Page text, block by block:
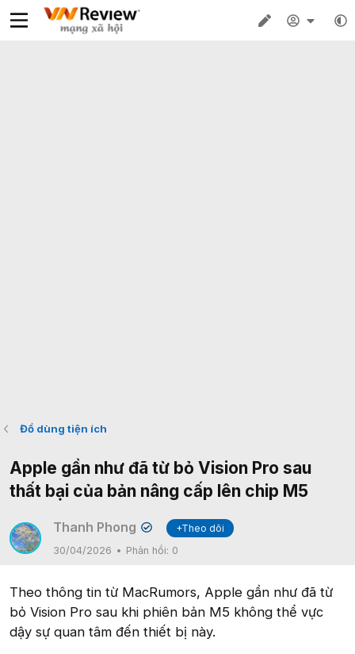
Đồ dùng tiện ích
Apple gần như đã từ bỏ Vision Pro sau
thất bại của bản nâng cấp lên chip M5
Thanh Phong ✔
+Theo dõi
30/04/2026
Phản hồi: 0
Theo thông tin từ MacRumors, Apple gần như đã từ
bỏ Vision Pro sau khi phiên bản M5 không thể vực
dậy sự quan tâm đến thiết bị này.